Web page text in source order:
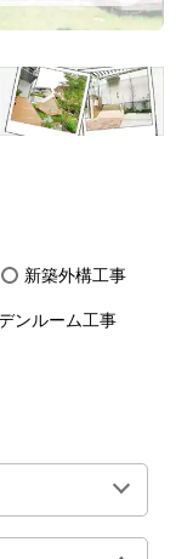
新築外構工事
ンルーム工事